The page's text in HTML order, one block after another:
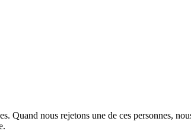
Quand nous rejetons une de ces personnes,